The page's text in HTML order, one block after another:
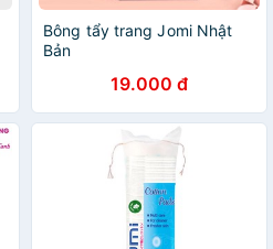
Bông tẩy trang Jomi Nhật
Bản
19.000 đ